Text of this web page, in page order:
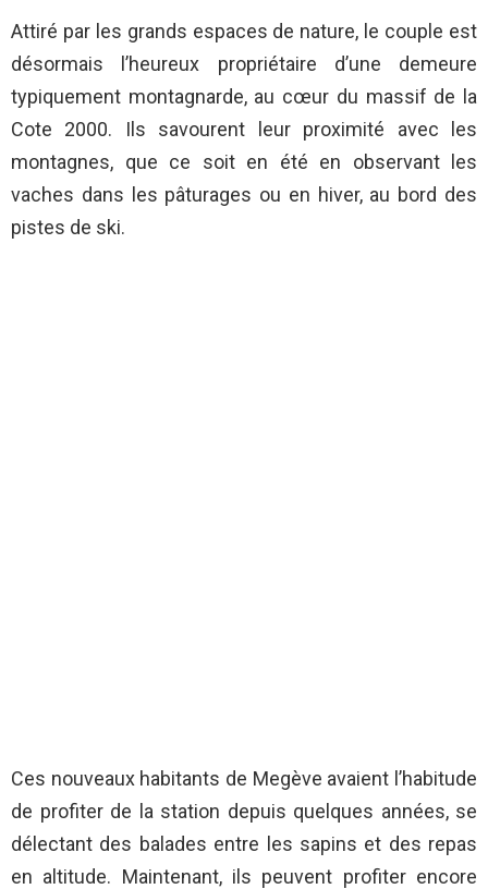
Attiré par les grands espaces de nature, le couple est
désormais l’heureux propriétaire d’une demeure
typiquement montagnarde, au cœur du massif de la
Cote 2000. Ils savourent leur proximité avec les
montagnes, que ce soit en été en observant les
vaches dans les pâturages ou en hiver, au bord des
pistes de ski.
Ces nouveaux habitants de Megève avaient l’habitude
de profiter de la station depuis quelques années, se
délectant des balades entre les sapins et des repas
en altitude. Maintenant, ils peuvent profiter encore